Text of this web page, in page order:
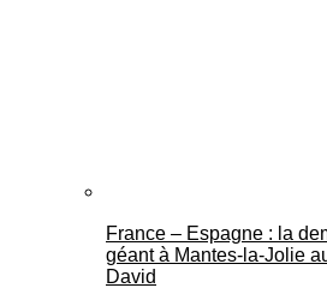
France – Espagne : la
géant à Mantes-la-Jolie
David